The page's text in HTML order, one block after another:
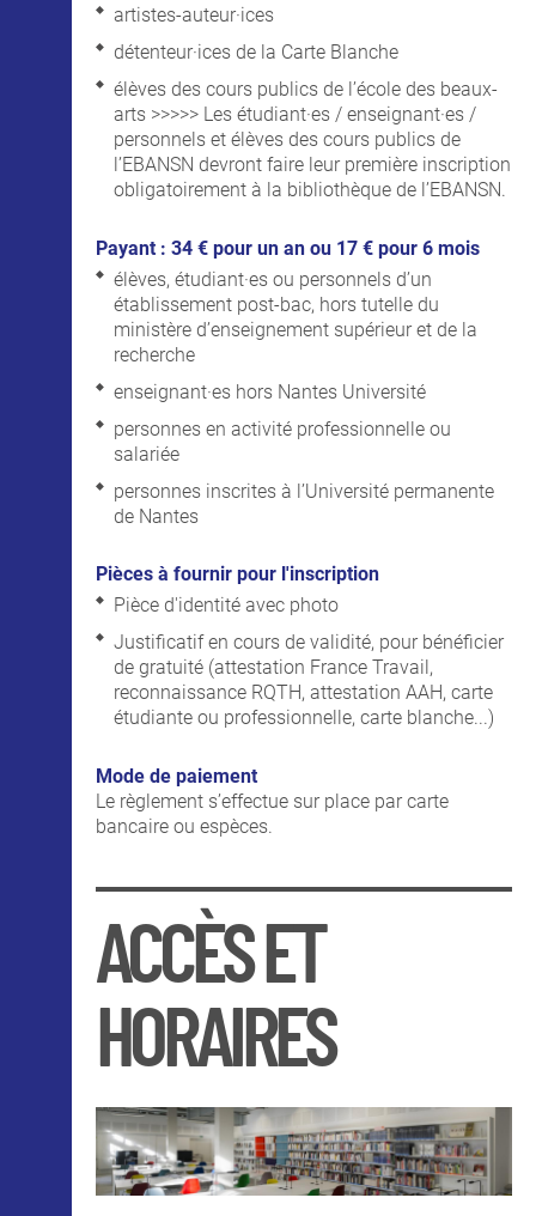
artistes-auteur·ices
détenteur·ices de la Carte Blanche
élèves des cours publics de l’école des beaux-
arts >>>>> Les étudiant·es / enseignant·es /
personnels et élèves des cours publics de
l’EBANSN devront faire leur première inscription
obligatoirement à la bibliothèque de l’EBANSN.
Payant : 34 € pour un an ou 17 € pour 6 mois
élèves, étudiant·es ou personnels d’un
établissement post-bac, hors tutelle du
ministère d’enseignement supérieur et de la
recherche
enseignant·es hors Nantes Université
personnes en activité professionnelle ou
salariée
personnes inscrites à l’Université permanente
de Nantes
Pièces à fournir pour l'inscription
Pièce d'identité avec photo
Justificatif en cours de validité, pour bénéficier
de gratuité (attestation France Travail,
reconnaissance RQTH, attestation AAH, carte
étudiante ou professionnelle, carte blanche...)
Mode de paiement
Le règlement s’effectue sur place par carte
bancaire ou espèces.
ACCÈS ET
HORAIRES